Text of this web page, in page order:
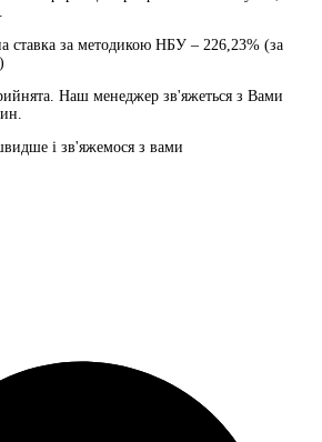
ставка за методикою НБУ – 226,23% (за
Наш менеджер зв'яжеться з Вами
і зв'яжемося з вами